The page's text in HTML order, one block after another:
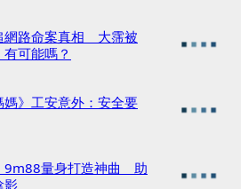
網路命案真相 大霈被
可能嗎？
》工安意外：安全要
9m88量身打造神曲 助
影